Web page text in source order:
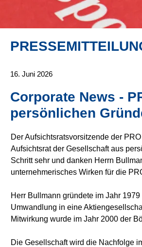
16. Juni 2026
Corporate News -
persönlichen
Der Aufsichtsratsvorsitzende der
Aufsichtsrat der Gesellschaft aus
Schritt sehr und danken Herrn
unternehmerisches Wirken für die
Herr Bullmann gründete im Jahr
Umwandlung in eine
Mitwirkung wurde im Jahr 2000 der
Die Gesellschaft wird die Nachfolge